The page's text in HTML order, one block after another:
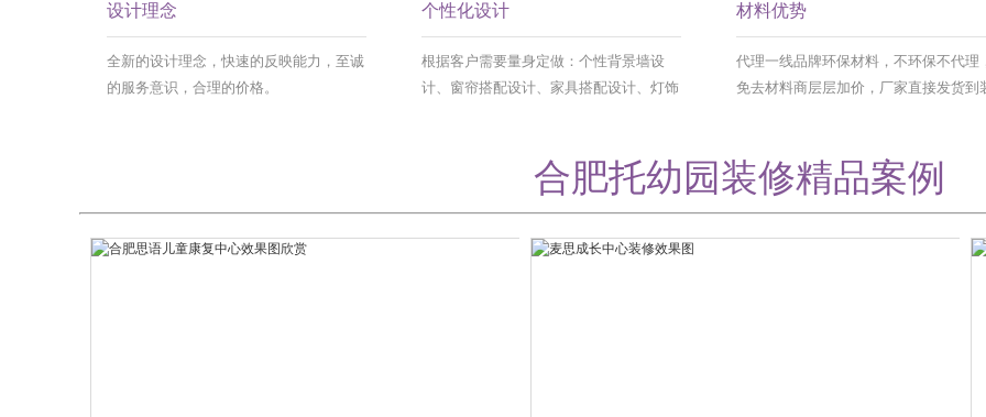
设计理念
全新的设计理念，快速的反映能力，至诚
的服务意识，合理的价格。
个性化设计
根据客户需要量身定做：个性背景墙设
计、窗帘搭配设计、家具搭配设计、灯饰
材料优势
代理一线品牌环保材料，不环保不代理
免去材料商层层加价，厂家直接发货到
合肥托幼园装修精品案例